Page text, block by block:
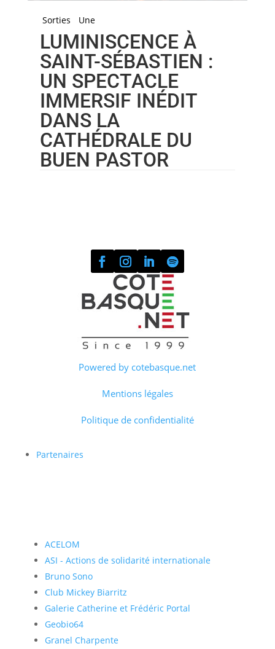
Sorties Une
LUMINISCENCE À
SAINT-SÉBASTIEN :
UN SPECTACLE
IMMERSIF INÉDIT
DANS LA
CATHÉDRALE DU
BUEN PASTOR
Powered by cotebasque.net
Mentions légales
Politique de confidentialité
Partenaires
ACELOM
ASI - Actions de solidarité internationale
Bruno Sono
Club Mickey Biarritz
Galerie Catherine et Frédéric Portal
Geobio64
Granel Charpente